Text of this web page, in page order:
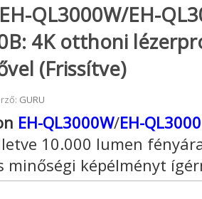
QL3000W/EH-
4K otthoni
(Frissítve)
GURU
EH-QL3000W/EH-
10.000 lumen
minőségi képélményt